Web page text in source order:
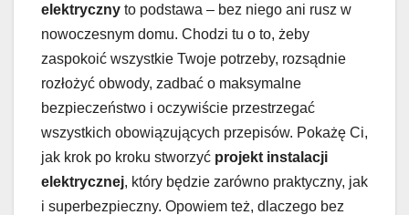
elektryczny to podstawa – bez niego ani rusz w
nowoczesnym domu. Chodzi tu o to, żeby
zaspokoić wszystkie Twoje potrzeby, rozsądnie
rozłożyć obwody, zadbać o maksymalne
bezpieczeństwo i oczywiście przestrzegać
wszystkich obowiązujących przepisów. Pokażę Ci,
jak krok po kroku stworzyć projekt instalacji
elektrycznej, który będzie zarówno praktyczny, jak
i superbezpieczny. Opowiem też, dlaczego bez